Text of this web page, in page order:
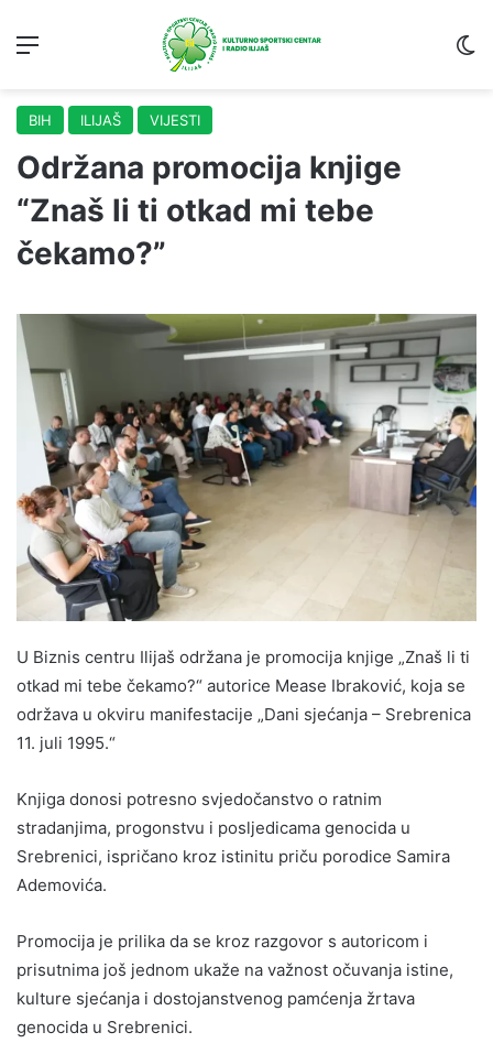
BIH ILIJAŠ VIJESTI
Održana promocija knjige
“Znaš li ti otkad mi tebe
čekamo?”
U Biznis centru Ilijaš održana je promocija knjige „Znaš li ti
otkad mi tebe čekamo?“ autorice Mease Ibraković, koja se
održava u okviru manifestacije „Dani sjećanja – Srebrenica
11. juli 1995.“
Knjiga donosi potresno svjedočanstvo o ratnim
stradanjima, progonstvu i posljedicama genocida u
Srebrenici, ispričano kroz istinitu priču porodice Samira
Ademovića.
Promocija je prilika da se kroz razgovor s autoricom i
prisutnima još jednom ukaže na važnost očuvanja istine,
kulture sjećanja i dostojanstvenog pamćenja žrtava
genocida u Srebrenici.